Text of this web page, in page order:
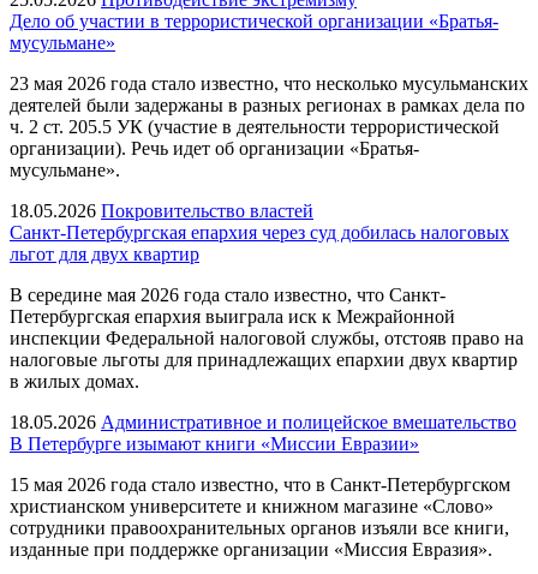
Дело об участии в террористической организации «Братья-
мусульмане»
23 мая 2026 года стало известно, что несколько мусульманских
деятелей были задержаны в разных регионах в рамках дела по
ч. 2 ст. 205.5 УК (участие в деятельности террористической
организации). Речь идет об организации «Братья-
мусульмане».
18.05.2026 Покровительство властей
Санкт-Петербургская епархия через суд добилась налоговых
льгот для двух квартир
В середине мая 2026 года стало известно, что Санкт-
Петербургская епархия выиграла иск к Межрайонной
инспекции Федеральной налоговой службы, отстояв право на
налоговые льготы для принадлежащих епархии двух квартир
в жилых домах.
18.05.2026 Административное и полицейское вмешательство
В Петербурге изымают книги «Миссии Евразии»
15 мая 2026 года стало известно, что в Санкт-Петербургском
христианском университете и книжном магазине «Слово»
сотрудники правоохранительных органов изъяли все книги,
изданные при поддержке организации «Миссия Евразия».